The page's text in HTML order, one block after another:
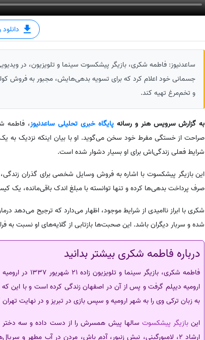
ساعدنیوز: فاطمه شکری، بازیگر پیشکسوت سینما و تلویزیون، در
جسمانی خود اعلام کرد که برای تسویه بدهی‌هایش، مجبور به فروش
و تخم‌مرغ تهیه کند.
به گزارش سرویس هنر و رسانهپایگاه خبری تحلیلی ساعدنیوز، فاطمه
صراحت از خستگی مفرط خود سخن می‌گوید. او با بیان اینکه نزدیک به
شرایط فعلی زندگی‌اش برای او بسیار دشوار شده است.
این بازیگر پیشکسوت با اشاره به فروش وسایل شخصی برای گذران
صرف پرداخت بدهی‌ها کرده و تنها توانسته با مبلغ اندک باقی‌مانده، یک
شکری با ابراز ناامیدی از شرایط موجود، اظهار می‌دارد که ترجیح می‌دهد
شده و سربار دیگران باشد. این صحبت‌ها بازتابی از گلایه‌های او نسبت به فراموش شدن پس از
درباره فاطمه شکری بیشتر بدانید
فاطمه شکری،
ارومیه دیپلم گرفت و پس از آن در اصفهان زندگی کرده است و با این که
به زبان ترکی وی را به شهر ارومیه و سپس بازی در تبریز و در نهایت
این بازیگر پیشکسوت سالها پیش همسرش را از دست داده و سه دختر
ارشاد 2، لامبورگینی، نیش زنبور، آدم باش، مردن در آب مطهر